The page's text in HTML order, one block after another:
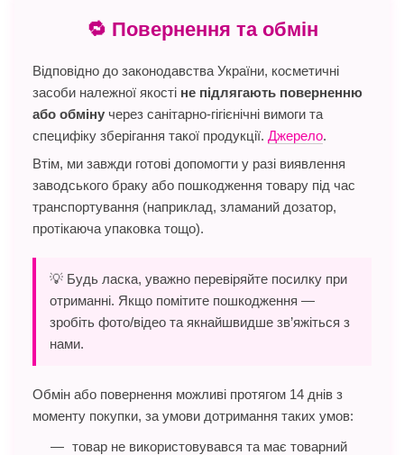
🔁 Повернення та обмін
Відповідно до законодавства України, косметичні
засоби належної якості не підлягають поверненню
або обміну через санітарно-гігієнічні вимоги та
специфіку зберігання такої продукції. Джерело.
Втім, ми завжди готові допомогти у разі виявлення
заводського браку або пошкодження товару під час
транспортування (наприклад, зламаний дозатор,
протікаюча упаковка тощо).
💡 Будь ласка, уважно перевіряйте посилку при
отриманні. Якщо помітите пошкодження —
зробіть фото/відео та якнайшвидше зв’яжіться з
нами.
Обмін або повернення можливі протягом 14 днів з
моменту покупки, за умови дотримання таких умов:
товар не використовувався та має товарний